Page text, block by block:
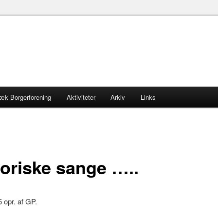
Borgerforening Aktiviteter Arkiv Links
sange …..
opr. af GP.